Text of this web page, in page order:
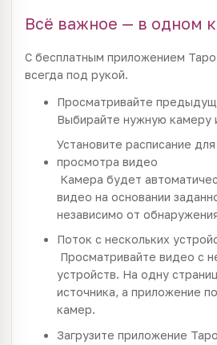
Всё важное — в одном
С бесплатным приложением
всегда под рукой.
Просматривайте
Выбирайте нужную камеру
Установите расписание
просмотра видео
Камера будет
видео на основании
независимо от
Поток с нескольких
Просматривайте видео с
устройств. На одну
источника, а приложение
камер.
Загрузите приложение Tapo